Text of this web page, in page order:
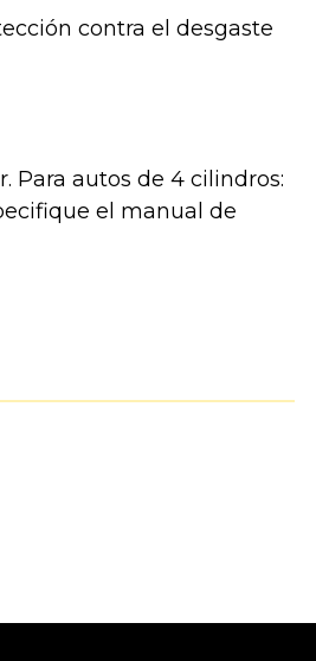
contra el desgaste
Para autos de 4 cilindros:
el manual de